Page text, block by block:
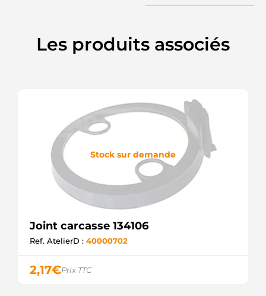
Les produits associés
Stock sur demande
Joint carcasse 134106
Ref. AtelierD : 40000702
2,17€Prix TTC